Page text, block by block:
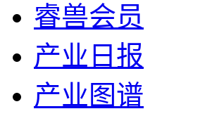
睿兽会员
产业日报
产业图谱